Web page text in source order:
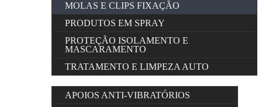
MOLAS E CLIPS FIXAÇÃO
PRODUTOS EM SPRAY
PROTEÇÃO ISOLAMENTO E
MASCARAMENTO
TRATAMENTO E LIMPEZA AUTO
APOIOS ANTI-VIBRATÓRIOS